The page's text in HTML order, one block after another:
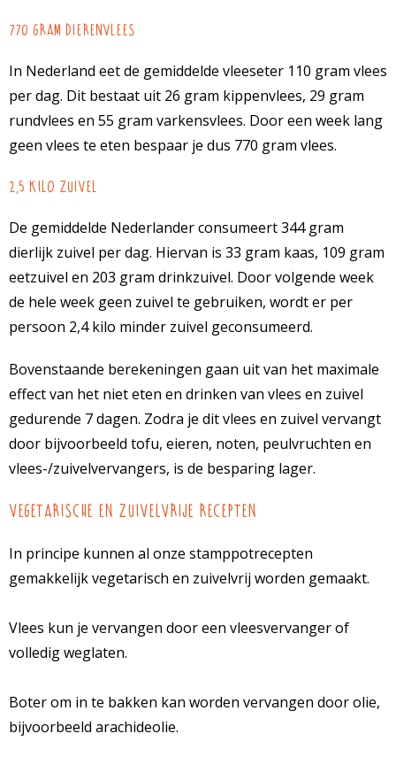
770 gram dierenvlees
In Nederland eet de gemiddelde vleeseter 110 gram vlees
per dag. Dit bestaat uit 26 gram kippenvlees, 29 gram
rundvlees en 55 gram varkensvlees. Door een week lang
geen vlees te eten bespaar je dus 770 gram vlees.
2,5 kilo zuivel
De gemiddelde Nederlander consumeert 344 gram
dierlijk zuivel per dag. Hiervan is 33 gram kaas, 109 gram
eetzuivel en 203 gram drinkzuivel. Door volgende week
de hele week geen zuivel te gebruiken, wordt er per
persoon 2,4 kilo minder zuivel geconsumeerd.
Bovenstaande berekeningen gaan uit van het maximale
effect van het niet eten en drinken van vlees en zuivel
gedurende 7 dagen. Zodra je dit vlees en zuivel vervangt
door bijvoorbeeld tofu, eieren, noten, peulvruchten en
vlees-/zuivelvervangers, is de besparing lager.
Vegetarische en zuivelvrije recepten
In principe kunnen al onze stamppotrecepten
gemakkelijk vegetarisch en zuivelvrij worden gemaakt.
Vlees kun je vervangen door een vleesvervanger of
volledig weglaten.
Boter om in te bakken kan worden vervangen door olie,
bijvoorbeeld arachideolie.